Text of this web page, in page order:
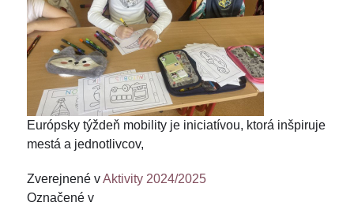
Európsky týždeň mobility je iniciatívou, ktorá inšpiruje
mestá a jednotlivcov,
Zverejnené vAktivity 2024/2025
Označené v